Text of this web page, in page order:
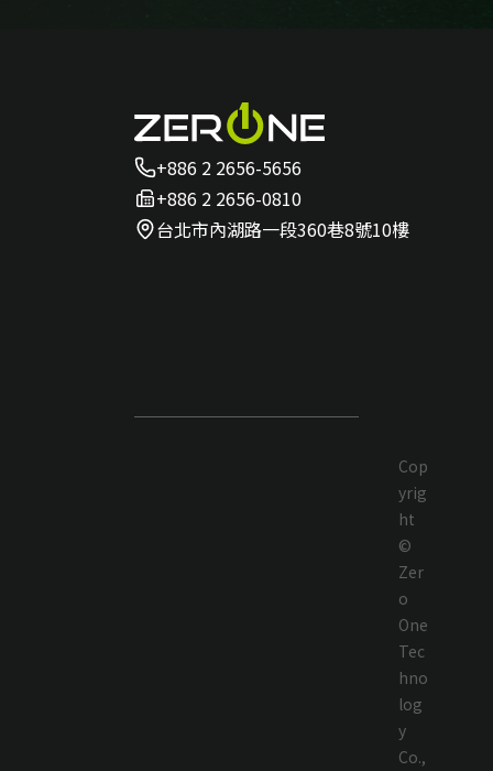
+886 2 2656-5656
+886 2 2656-0810
台北市內湖路一段360巷8號10樓
Cop
yrig
ht
©
Zer
o
One
Tec
hno
log
y
Co.,